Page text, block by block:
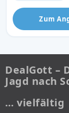
Zum
DealGott –
Jagd nach
… vielfältig